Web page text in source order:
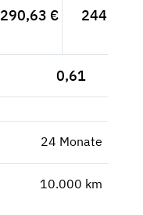
290,63 € 244,22 €
0,61
24 Monate
10.000 km